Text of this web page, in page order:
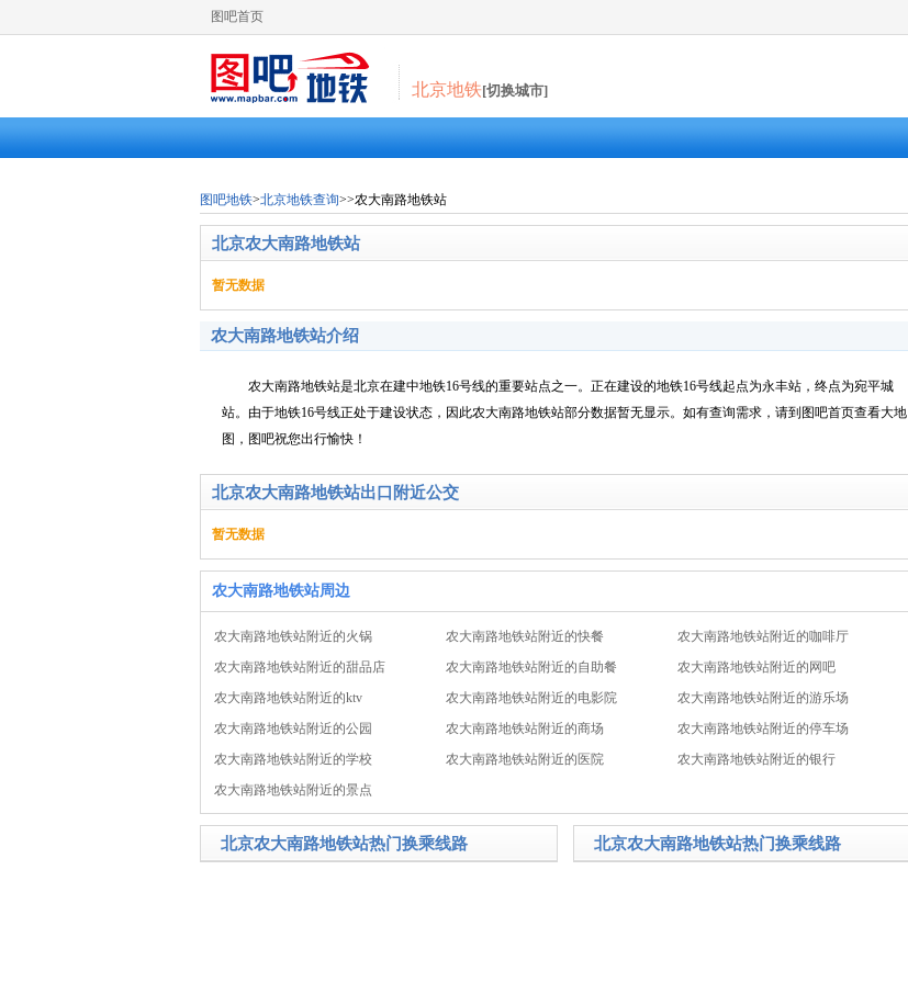
图吧首页
北京地铁[切换城市]
图吧地铁>北京地铁查询>>农大南路地铁站
北京农大南路地铁站
暂无数据
农大南路地铁站介绍
农大南路地铁站是北京在建中地铁16号线的重要站点之一。正在建设的地铁16号线起点为永丰站，终点为宛平城
站。由于地铁16号线正处于建设状态，因此农大南路地铁站部分数据暂无显示。如有查询需求，请到图吧首页查看大地
图，图吧祝您出行愉快！
北京农大南路地铁站出口附近公交
暂无数据
农大南路地铁站周边
农大南路地铁站附近的火锅 农大南路地铁站附近的快餐
农大南路地铁站附近的咖啡厅
农大南路地铁站附近的甜品店
农大南路地铁站附近的自助餐
农大南路地铁站附近的网吧
农大南路地铁站附近的ktv
农大南路地铁站附近的电影院
农大南路地铁站附近的游乐场
农大南路地铁站附近的公园
农大南路地铁站附近的商场
农大南路地铁站附近的停车场
农大南路地铁站附近的学校
农大南路地铁站附近的医院
农大南路地铁站附近的银行
农大南路地铁站附近的景点
北京农大南路地铁站热门换乘线路 北京农大南路地铁站热门换乘线路